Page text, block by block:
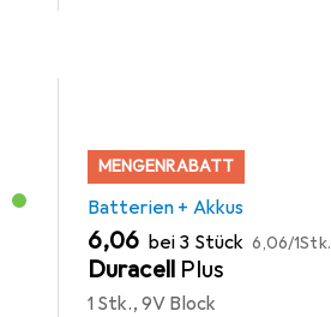
MENGENRABATT
Batterien + Akkus
EUR
6,06 bei 3 Stück EUR
6,06/1Stk.
Duracell Plus
1 Stk., 9V Block